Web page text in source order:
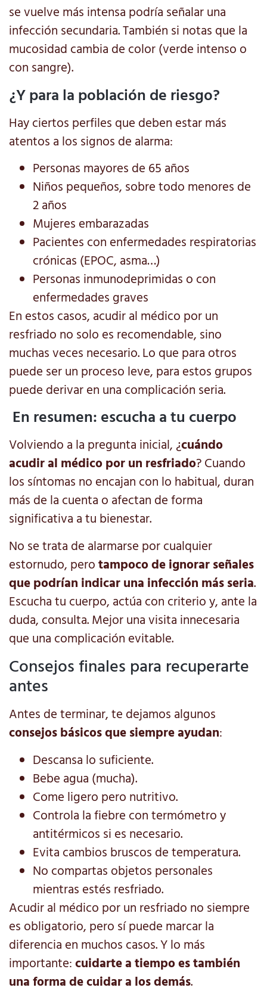
se vuelve más intensa podría señalar una
infección secundaria. También si notas que la
mucosidad cambia de color (verde intenso o
con sangre).
¿Y para la población de riesgo?
Hay ciertos perfiles que deben estar más
atentos a los signos de alarma:
Personas mayores de 65 años
Niños pequeños, sobre todo menores de
2 años
Mujeres embarazadas
Pacientes con enfermedades respiratorias
crónicas (EPOC, asma…)
Personas inmunodeprimidas o con
enfermedades graves
En estos casos, acudir al médico por un
resfriado no solo es recomendable, sino
muchas veces necesario. Lo que para otros
puede ser un proceso leve, para estos grupos
puede derivar en una complicación seria.
En resumen: escucha a tu cuerpo
Volviendo a la pregunta inicial, ¿cuándo
acudir al médico por un resfriado? Cuando
los síntomas no encajan con lo habitual, duran
más de la cuenta o afectan de forma
significativa a tu bienestar.
No se trata de alarmarse por cualquier
estornudo, perotampoco de ignorar señales
que podrían indicar una infección más seria.
Escucha tu cuerpo, actúa con criterio y, ante la
duda, consulta. Mejor una visita innecesaria
que una complicación evitable.
Consejos finales para recuperarte
antes
Antes de terminar, te dejamos algunos
consejos básicos que siempre ayudan:
Descansa lo suficiente.
Bebe agua (mucha).
Come ligero pero nutritivo.
Controla la fiebre con termómetro y
antitérmicos si es necesario.
Evita cambios bruscos de temperatura.
No compartas objetos personales
mientras estés resfriado.
Acudir al médico por un resfriado no siempre
es obligatorio, pero sí puede marcar la
diferencia en muchos casos. Y lo más
importante:cuidarte a tiempo es también
una forma de cuidar a los demás.